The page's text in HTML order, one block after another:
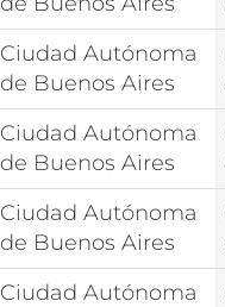
Ciudad Autónoma
de Buenos Aires
Ciudad Autónoma
de Buenos Aires
Ciudad Autónoma
de Buenos Aires
Ciudad Autónoma